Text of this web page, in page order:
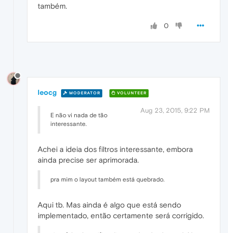
também.
0
leocg MODERATOR VOLUNTEER
Aug 23, 2015, 9:22 PM
E não vi nada de tão
interessante.
Achei a ideia dos filtros interessante, embora
ainda precise ser aprimorada.
pra mim o layout também está quebrado.
Aqui tb. Mas ainda é algo que está sendo
implementado, então certamente será corrigido.